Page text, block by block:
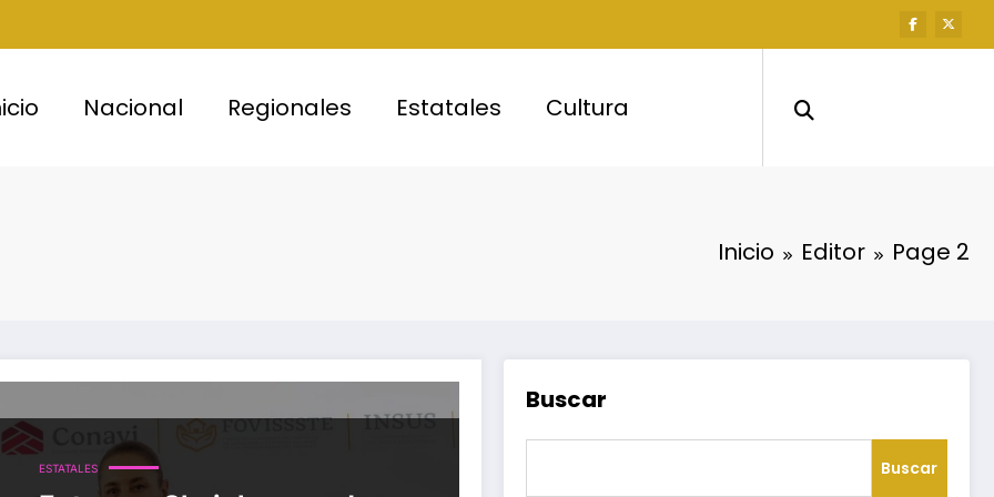
Nacional Regionales Estatales Cultura
Inicio Editor Page 2
ESTATALES
Buscar
Buscar